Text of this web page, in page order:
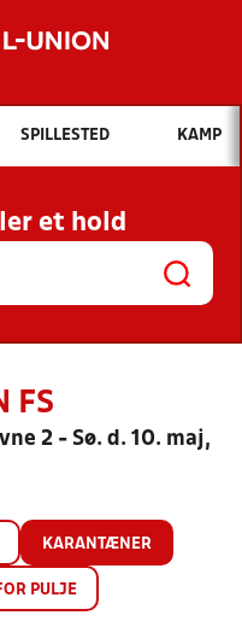
Hvad vil du søge efter?
OG NYHEDER
KLUBBER OG
SPILLESTED KAMP
et hold
FS
2 - Sø. d. 10. maj,
KARANTÆNER
PULJE